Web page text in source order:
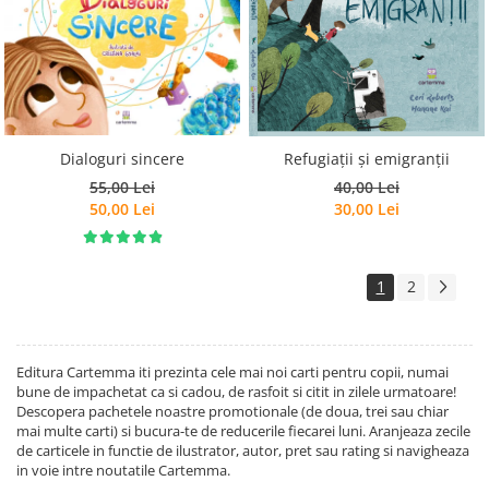
Dialoguri sincere
55,00 Lei
50,00 Lei
Refugiații și emigranții
40,00 Lei
30,00 Lei
1 2
Editura Cartemma iti prezinta cele mai noi carti pentru copii, numai
bune de impachetat ca si cadou, de rasfoit si citit in zilele urmatoare!
Descopera pachetele noastre promotionale (de doua, trei sau chiar
mai multe carti) si bucura-te de reducerile fiecarei luni. Aranjeaza zecile
de carticele in functie de ilustrator, autor, pret sau rating si navigheaza
in voie intre noutatile Cartemma.